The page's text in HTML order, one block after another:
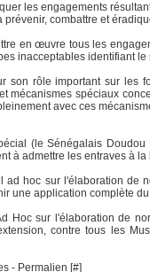
les engagements
combattre et
en œuvre tous les
inacceptables identifiant
son rôle important sur les
mécanismes spéciaux
avec ces
(le Sénégalais
à admettre les entraves à
hoc sur l'élaboration de
une application complète
Hoc sur l'élaboration de
contre tous les
- Permalien [#]